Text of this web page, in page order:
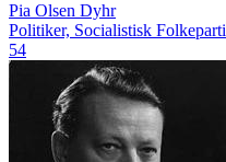
Pia Olsen Dyhr
Politiker, Socialistisk Folkeparti
54